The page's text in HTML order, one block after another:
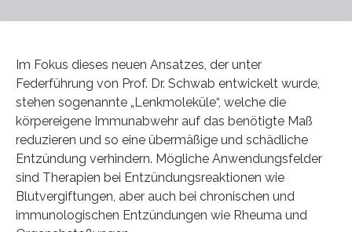
Im Fokus dieses neuen Ansatzes, der unter
Federführung von Prof. Dr. Schwab entwickelt wurde,
stehen sogenannte „Lenkmoleküle“, welche die
körpereigene Immunabwehr auf das benötigte Maß
reduzieren und so eine übermäßige und schädliche
Entzündung verhindern. Mögliche Anwendungsfelder
sind Therapien bei Entzündungsreaktionen wie
Blutvergiftungen, aber auch bei chronischen und
immunologischen Entzündungen wie Rheuma und